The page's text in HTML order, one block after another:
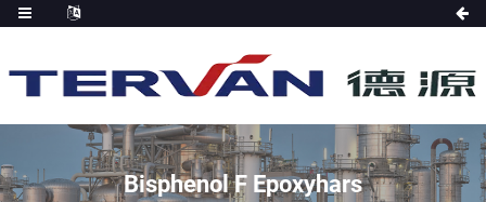
Bisphenol F Epoxyhars